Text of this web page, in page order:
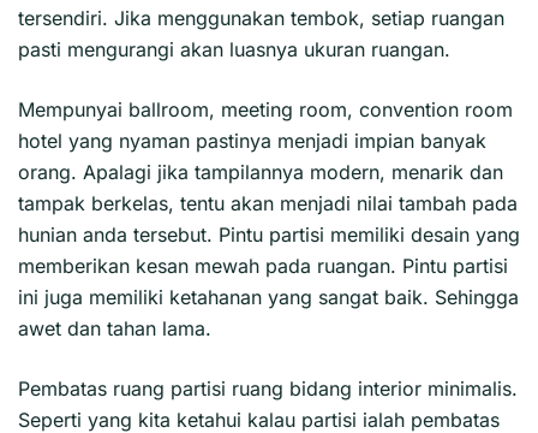
tersendiri. Jika menggunakan tembok, setiap ruangan
pasti mengurangi akan luasnya ukuran ruangan.
Mempunyai ballroom, meeting room, convention room
hotel yang nyaman pastinya menjadi impian banyak
orang. Apalagi jika tampilannya modern, menarik dan
tampak berkelas, tentu akan menjadi nilai tambah pada
hunian anda tersebut. Pintu partisi memiliki desain yang
memberikan kesan mewah pada ruangan. Pintu partisi
ini juga memiliki ketahanan yang sangat baik. Sehingga
awet dan tahan lama.
Pembatas ruang partisi ruang bidang interior minimalis.
Seperti yang kita ketahui kalau partisi ialah pembatas